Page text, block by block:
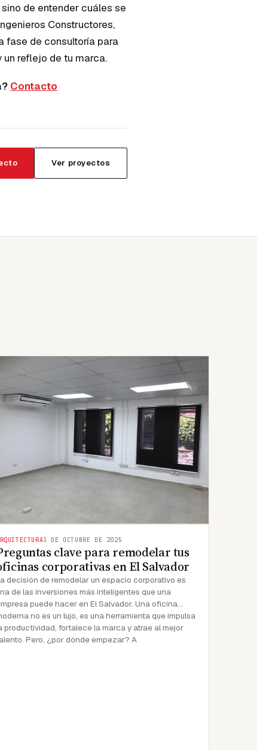
de entender cuáles se
Constructores,
fase de consultoría para
reflejo de tu marca.
Contacto
Ver proyectos
3 DE OCTUBRE DE 2025
clave para remodelar tus
corporativas en El Salvador
decisión de remodelar un espacio corporativo es
de las inversiones más inteligentes que una
puede hacer en El Salvador. Una oficina
no es un lujo, es una herramienta que impulsa
productividad, fortalece la marca y atrae al mejor
Pero, ¿por dónde empezar? A